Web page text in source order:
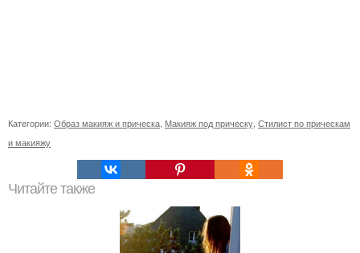
Категории: Образ макияж и прическа Макияж под прическу Стилист по прическам
и макияжу
Читайте также